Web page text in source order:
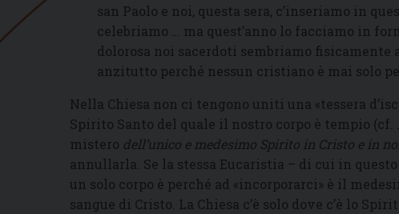
san Paolo e noi, questa sera, c’inseriamo in
celebriamo … ma quest’anno lo facciamo in
dolorosa noi sacerdoti sembriamo fisicamente
anzitutto perché nessun cristiano è mai solo
Nella Chiesa non ci tengono uniti una «tessera
Spirito Santo del quale il nostro corpo è tempio (cf.
mistero dell’unico e medesimo Spirito in Cristo e in
annullarla. Se la stessa Eucaristia – di cui in
un solo corpo è perché ad «incorporarci» è il
sangue di Cristo. La Chiesa c’è solo dove c’è lo